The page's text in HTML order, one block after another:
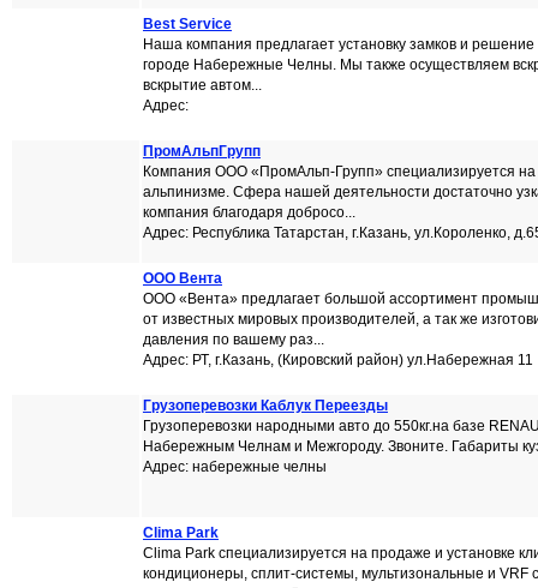
Best Service
Наша компания предлагает установку замков и решение
городе Набережные Челны. Мы также осуществляем
вскрытие автом...
Адрес:
ПромАльпГрупп
Компания ООО «ПромАльп-Групп» специализируется
альпинизме. Сфера нашей деятельности достаточно
компания благодаря добросо...
Адрес: Республика Татарстан, г.Казань, ул.Короленко,
ООО Вента
ООО «Вента» предлагает большой ассортимент
от известных мировых производителей, а так же
давления по вашему раз...
Адрес: РТ, г.Казань, (Кировский район) ул.Набережная 11
Грузоперевозки Каблук Переезды
Грузоперевозки народными авто до 550кг.на базе
Набережным Челнам и Межгороду. Звоните. Габариты
Адрес: набережные челны
Clima Park
Clima Park специализируется на продаже и установке
кондиционеры, сплит-системы, мультизональные и VRF